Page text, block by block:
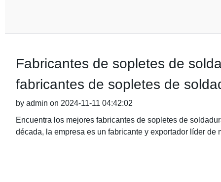
Fabricantes de sopletes de
fabricantes de sopletes de
by admin on 2024-11-11 04:42:02
Encuentra los mejores fabricantes de sopletes de
década, la empresa es un fabricante y exportador líder de